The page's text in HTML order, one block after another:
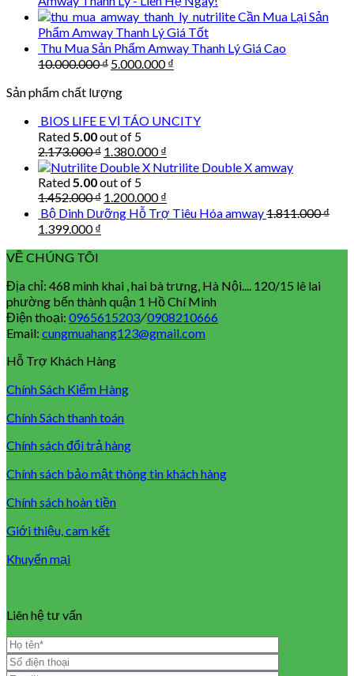
Cần Mua Lại Sản
Phẩm Amway Thanh Lý Giá Tốt
Thu Mua Sản Phẩm Amway Thanh Lý Giá Cao
10.000.000₫ Original
was:
5.000.000₫
Sản phẩm chất lượng
BIOS LIFE E VỊ TÁO UNCITY
Rated5.00out of 5
2.173.000₫ Original
price
was:
2.173.000 ₫.
1.380.000₫
price
Nutrilite Double X amway
Rated5.00out of 5
1.452.000₫ Original
price
1.200.000₫
price
Bộ Dinh Dưỡng Hỗ Trợ Tiêu Hóa amway1.811.000₫
Original
was:
1.399.000₫
VỀ CHÚNG TÔI
Địa chỉ: 468 minh khai , hai bà trưng, Hà Nội.... 120/15 lê lai
phường bến thành quận 1 Hồ Chí Minh
Điện thoại: 0965615203/0908210666
Email: cungmuahang123@gmail.com
Hỗ Trợ Khách Hàng
Chính Sách Kiểm Hàng
Chính Sách thanh toán
Chính sách đổi trả hàng
Chính sách bảo mật thông tin khách hàng
Chính sách hoàn tiền
Giới thiệu, cam kết
Khuyến mại
Liên hệ tư vấn